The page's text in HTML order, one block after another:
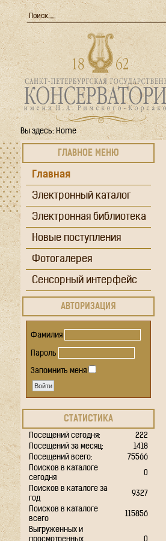
Вы здесь:Home
ГЛАВНОЕ МЕНЮ
Главная
Электронный каталог
Электронная библиотека
Новые поступления
Фотогалерея
Сенсорный интерфейс
АВТОРИЗАЦИЯ
Фамилия
Пароль
Запомнить меня
СТАТИСТИКА
Посещений сегодня:
222
Посещений за месяц:
1418
Посещений всего:
75566
Поисков в каталоге
сегодня
0
Поисков в каталоге за
год
9327
Поисков в каталоге
всего
115856
Выгруженных и